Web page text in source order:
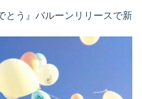
とう』バルーンリリースで新